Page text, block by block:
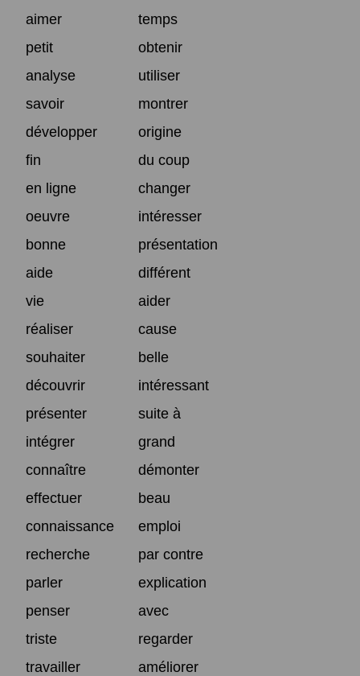
aimer
temps
petit
obtenir
analyse
utiliser
savoir
montrer
développer
origine
fin
du coup
en ligne
changer
oeuvre
intéresser
bonne
présentation
aide
différent
vie
aider
réaliser
cause
souhaiter
belle
découvrir
intéressant
présenter
suite à
intégrer
grand
connaître
démonter
effectuer
beau
connaissance
emploi
recherche
par contre
parler
explication
penser
avec
triste
regarder
travailler
améliorer